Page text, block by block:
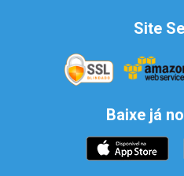
Site
Baixe já